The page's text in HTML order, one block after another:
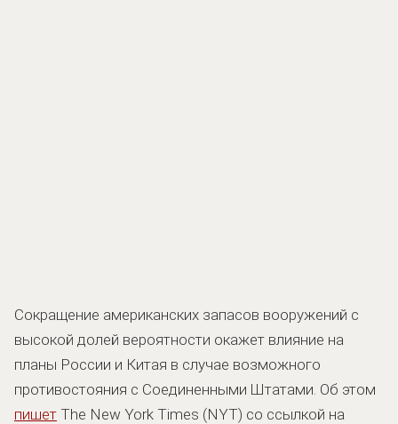
Сокращение американских запасов вооружений с
высокой долей вероятности окажет влияние на
планы России и Китая в случае возможного
противостояния с Соединенными Штатами. Об этом
пишет The New York Times (NYT) со ссылкой на